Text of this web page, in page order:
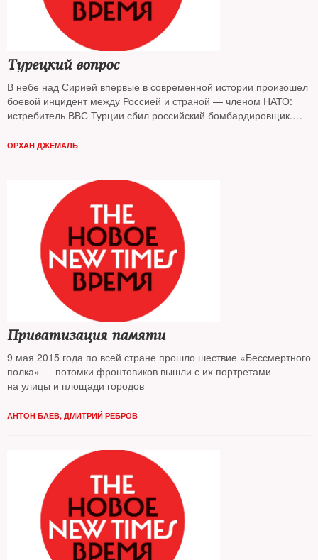
Турецкий вопрос
В небе над Сирией впервые в современной истории произошел
боевой инцидент между Россией и страной — членом НАТО:
истребитель ВВС Турции сбил российский бомбардировщик.
последствия
ОРХАН ДЖЕМАЛЬ
Приватизация памяти
9 мая 2015 года по всей стране прошло шествие «Бессмертного
полка» — потомки фронтовиков вышли с их портретами
на улицы и площади городов
АНТОН БАЕВ, ДМИТРИЙ РЕБРОВ